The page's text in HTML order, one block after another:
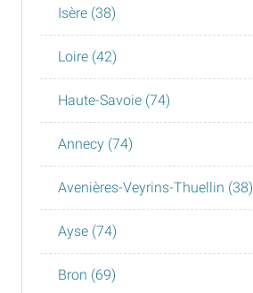
Isère (38)
Loire (42)
Haute-Savoie (74)
Annecy (74)
Avenières-Veyrins-Thuellin (38)
Ayse (74)
Bron (69)